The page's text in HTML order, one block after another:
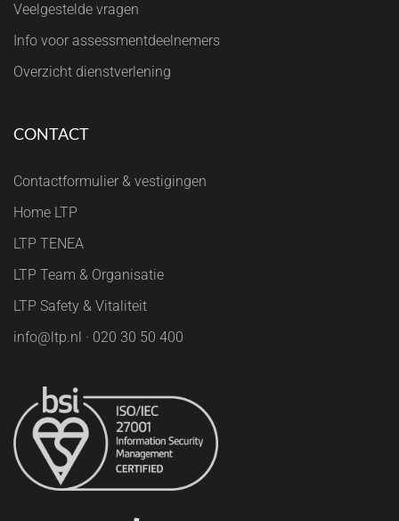
Veelgestelde vragen
Info voor assessmentdeelnemers
Overzicht dienstverlening
CONTACT
Contactformulier & vestigingen
Home LTP
LTP TENEA
LTP Team & Organisatie
LTP Safety & Vitaliteit
info@ltp.nl · 020 30 50 400